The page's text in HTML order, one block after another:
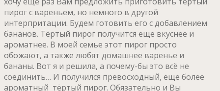
пирог с вареньем, но немного в другой
интерпритации. Будем готовить его с добавлением
бананов. Тёртый пирог получится еще вкуснее и
ароматнее. В моей семье этот пирог просто
обожают, а также любят домашнее варенье и
бананы. Вот я и решила, а почему-бы это всё не
соединить… И получился превосходный, еще более
ароматный тёртый пирог. Обязательно и Вы